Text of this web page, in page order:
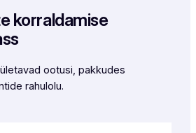
korraldamise
ootusi, pakkudes
rahulolu.